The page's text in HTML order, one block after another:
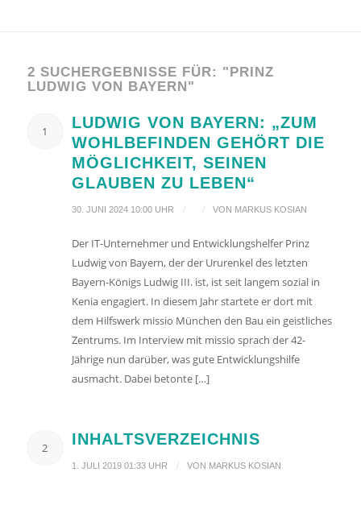
2 SUCHERGEBNISSE FÜR: "PRINZ
LUDWIG VON BAYERN"
1
LUDWIG VON BAYERN: „ZUM
WOHLBEFINDEN GEHÖRT DIE
MÖGLICHKEIT, SEINEN
GLAUBEN ZU LEBEN“
30. JUNI 2024 10:00 UHR / / VON MARKUS KOSIAN
Der IT-Unternehmer und Entwicklungshelfer Prinz
Ludwig von Bayern, der der Ururenkel des letzten
Bayern-Königs Ludwig III. ist, ist seit langem sozial in
Kenia engagiert. In diesem Jahr startete er dort mit
dem Hilfswerk missio München den Bau ein geistliches
Zentrums. Im Interview mit missio sprach der 42-
Jährige nun darüber, was gute Entwicklungshilfe
ausmacht. Dabei betonte […]
2 INHALTSVERZEICHNIS
1. JULI 2019 01:33 UHR / VON MARKUS KOSIAN